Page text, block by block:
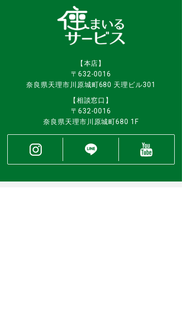
【本店】
〒632-0016
奈良県天理市川原城町680 天理ビル301
【相談窓口】
〒632-0016
奈良県天理市川原城町680 1F